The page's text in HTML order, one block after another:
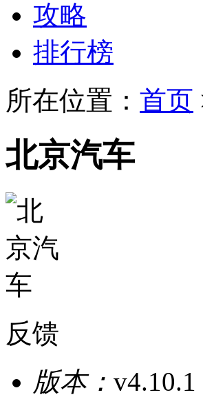
攻略
排行榜
所在位置： 首页
北京汽车
反馈
版本： v4.10.1